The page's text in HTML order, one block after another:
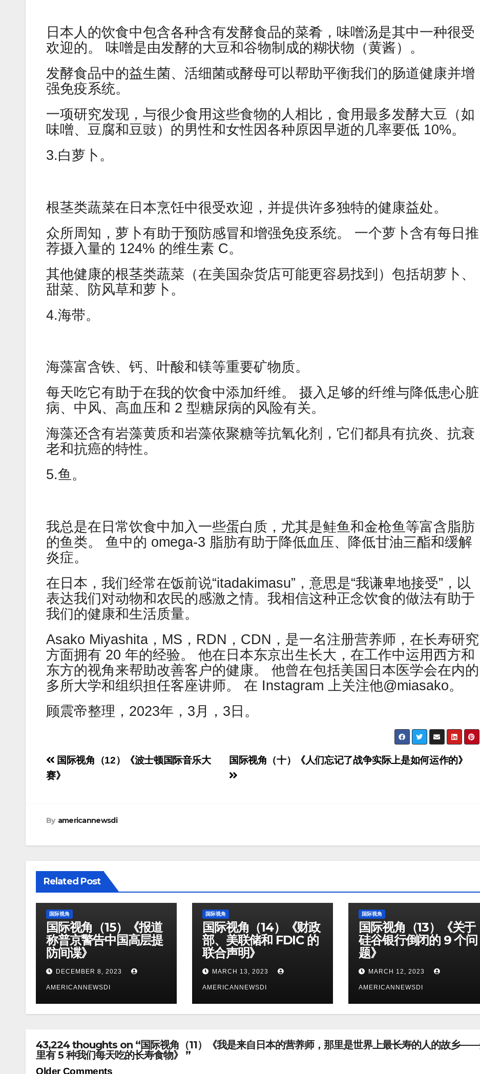
日本人的饮食中包含各种含有发酵食品的菜肴，味噌汤是其中一种很受
欢迎的。 味噌是由发酵的大豆和谷物制成的糊状物（黄酱）。
发酵食品中的益生菌、活细菌或酵母可以帮助平衡我们的肠道健康并增
强免疫系统。
一项研究发现，与很少食用这些食物的人相比，食用最多发酵大豆（如
味噌、豆腐和豆豉）的男性和女性因各种原因早逝的几率要低 10%。
3.白萝卜。
根茎类蔬菜在日本烹饪中很受欢迎，并提供许多独特的健康益处。
众所周知，萝卜有助于预防感冒和增强免疫系统。 一个萝卜含有每日推
荐摄入量的 124% 的维生素 C。
其他健康的根茎类蔬菜（在美国杂货店可能更容易找到）包括胡萝卜、
甜菜、防风草和萝卜。
4.海带。
海藻富含铁、钙、叶酸和镁等重要矿物质。
每天吃它有助于在我的饮食中添加纤维。 摄入足够的纤维与降低患心脏
病、中风、高血压和 2 型糖尿病的风险有关。
海藻还含有岩藻黄质和岩藻依聚糖等抗氧化剂，它们都具有抗炎、抗衰
老和抗癌的特性。
5.鱼。
我总是在日常饮食中加入一些蛋白质，尤其是鲑鱼和金枪鱼等富含脂肪
的鱼类。 鱼中的 omega-3 脂肪有助于降低血压、降低甘油三酯和缓解
炎症。
在日本，我们经常在饭前说“itadakimasu”，意思是“我谦卑地接受”，以
表达我们对动物和农民的感激之情。我相信这种正念饮食的做法有助于
我们的健康和生活质量。
Asako Miyashita，MS，RDN，CDN，是一名注册营养师，在长寿研究
方面拥有 20 年的经验。 他在日本东京出生长大，在工作中运用西方和
东方的视角来帮助改善客户的健康。 他曾在包括美国日本医学会在内的
多所大学和组织担任客座讲师。 在 Instagram 上关注他@miasako。
顾震帝整理，2023年，3月，3日。
Post
navigation
国际视角（十）《人们忘记了战争实际上是如何运作的》
国际视角（12）《波士顿国际音乐大
赛》
By americannewsdi
Related Post
国际视角
国际视角（15）《报道
称普京警告中国高层提
防间谍》
DECEMBER 8, 2023
AMERICANNEWSDI
国际视角
国际视角（14）《财政
部、美联储和 FDIC 的
联合声明》
MARCH 13, 2023
AMERICANNEWSDI
国际视角
国际视角（13）《关于
硅谷银行倒闭的 9 个问
题》
MARCH 12, 2023
AMERICANNEWSDI
43,224 thoughts on “国际视角（11）《我是来自日本的营养师，那里是世界上最长寿的人的故乡
里有 5 种我们每天吃的长寿食物》 ”
Older Comments